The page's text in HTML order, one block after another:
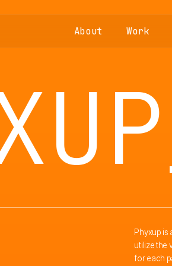
About Work
Phyxup
utilize the
for each